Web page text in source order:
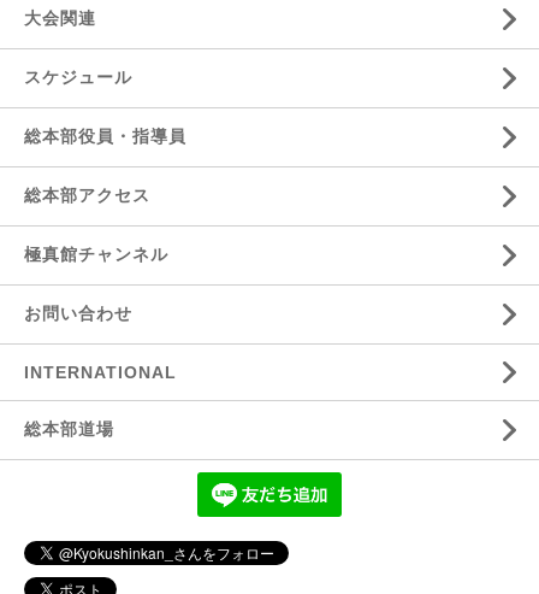
大会関連
スケジュール
総本部役員・指導員
総本部アクセス
極真館チャンネル
お問い合わせ
INTERNATIONAL
総本部道場